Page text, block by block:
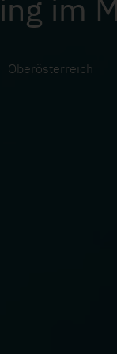
im
Oberösterreich